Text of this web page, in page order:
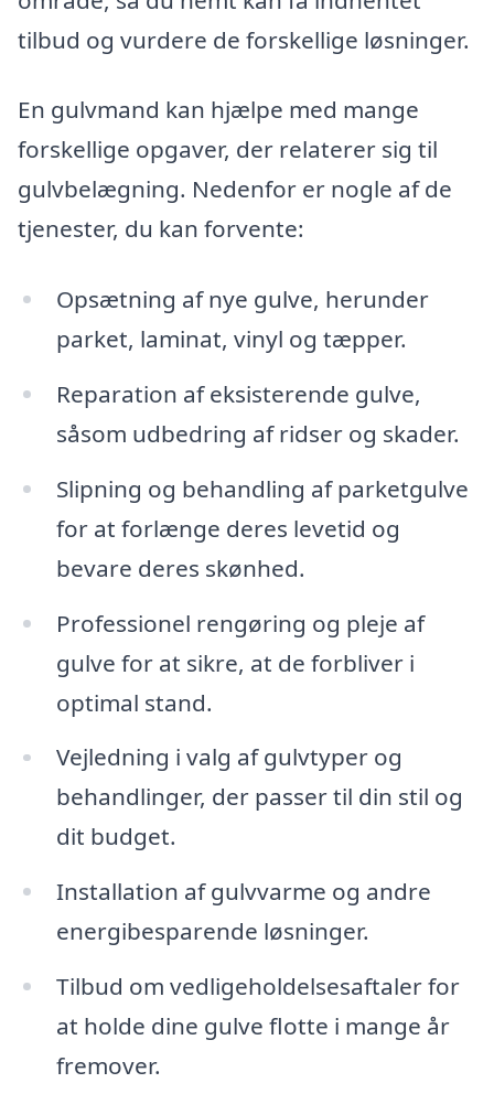
tilbud og vurdere de forskellige løsninger.
En gulvmand kan hjælpe med mange
forskellige opgaver, der relaterer sig til
gulvbelægning. Nedenfor er nogle af de
tjenester, du kan forvente:
Opsætning af nye gulve, herunder
parket, laminat, vinyl og tæpper.
Reparation af eksisterende gulve,
såsom udbedring af ridser og skader.
Slipning og behandling af parketgulve
for at forlænge deres levetid og
bevare deres skønhed.
Professionel rengøring og pleje af
gulve for at sikre, at de forbliver i
optimal stand.
Vejledning i valg af gulvtyper og
behandlinger, der passer til din stil og
dit budget.
Installation af gulvvarme og andre
energibesparende løsninger.
Tilbud om vedligeholdelsesaftaler for
at holde dine gulve flotte i mange år
fremover.